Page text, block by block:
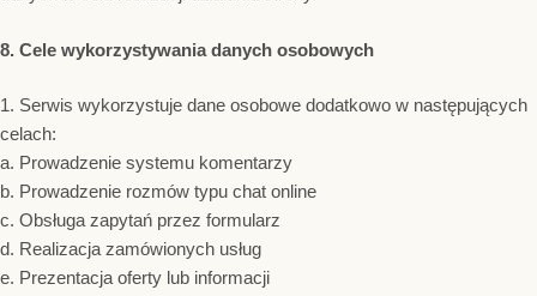
8. Cele wykorzystywania danych osobowych
1. Serwis wykorzystuje dane osobowe dodatkowo w następujących
celach:
a. Prowadzenie systemu komentarzy
b. Prowadzenie rozmów typu chat online
c. Obsługa zapytań przez formularz
d. Realizacja zamówionych usług
e. Prezentacja oferty lub informacji